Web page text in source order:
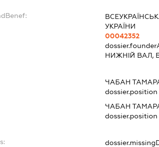
УКРАЇНИ
00042352
НИЖНІЙ ВАЛ,
ЧАБАН
dossier.position
ЧАБАН
dossier.position